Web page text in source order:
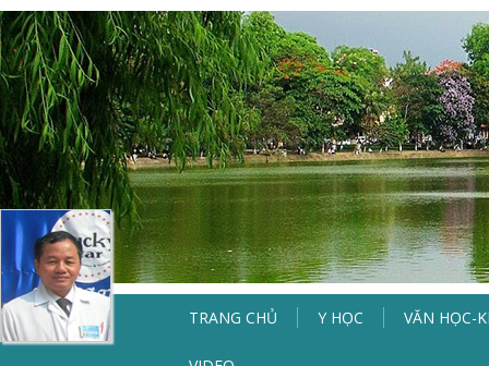
TRANG CHỦ Y HỌC VĂN HỌC-